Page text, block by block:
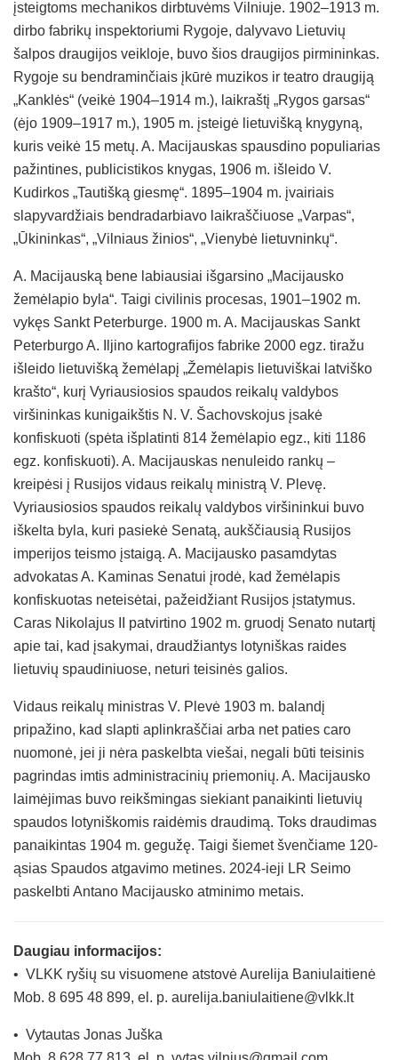
įsteigtoms mechanikos dirbtuvėms Vilniuje. 1902–1913 m.
dirbo fabrikų inspektoriumi Rygoje, dalyvavo Lietuvių
šalpos draugijos veikloje, buvo šios draugijos pirmininkas.
Rygoje su bendraminčiais įkūrė muzikos ir teatro draugiją
„Kanklės“ (veikė 1904–1914 m.), laikraštį „Rygos garsas“
(ėjo 1909–1917 m.), 1905 m. įsteigė lietuvišką knygyną,
kuris veikė 15 metų. A. Macijauskas spausdino populiarias
pažintines, publicistikos knygas, 1906 m. išleido V.
Kudirkos „Tautišką giesmę“. 1895–1904 m. įvairiais
slapyvardžiais bendradarbiavo laikraščiuose „Varpas“,
„Ūkininkas“, „Vilniaus žinios“, „Vienybė lietuvninkų“.
A. Macijauską bene labiausiai išgarsino „Macijausko
žemėlapio byla“. Taigi civilinis procesas, 1901–1902 m.
vykęs Sankt Peterburge. 1900 m. A. Macijauskas Sankt
Peterburgo A. Iljino kartografijos fabrike 2000 egz. tiražu
išleido lietuvišką žemėlapį „Žemėlapis lietuviškai latviško
krašto“, kurį Vyriausiosios spaudos reikalų valdybos
viršininkas kunigaikštis N. V. Šachovskojus įsakė
konfiskuoti (spėta išplatinti 814 žemėlapio egz., kiti 1186
egz. konfiskuoti). A. Macijauskas nenuleido rankų –
kreipėsi į Rusijos vidaus reikalų ministrą V. Plevę.
Vyriausiosios spaudos reikalų valdybos viršininkui buvo
iškelta byla, kuri pasiekė Senatą, aukščiausią Rusijos
imperijos teismo įstaigą. A. Macijausko pasamdytas
advokatas A. Kaminas Senatui įrodė, kad žemėlapis
konfiskuotas neteisėtai, pažeidžiant Rusijos įstatymus.
Caras Nikolajus II patvirtino 1902 m. gruodį Senato nutartį
apie tai, kad įsakymai, draudžiantys lotyniškas raides
lietuvių spaudiniuose, neturi teisinės galios.
Vidaus reikalų ministras V. Plevė 1903 m. balandį
pripažino, kad slapti aplinkraščiai arba net paties caro
nuomonė, jei ji nėra paskelbta viešai, negali būti teisinis
pagrindas imtis administracinių priemonių. A. Macijausko
laimėjimas buvo reikšmingas siekiant panaikinti lietuvių
spaudos lotyniškomis raidėmis draudimą. Toks draudimas
panaikintas 1904 m. gegužę. Taigi šiemet švenčiame 120-
ąsias Spaudos atgavimo metines. 2024-ieji LR Seimo
paskelbti Antano Macijausko atminimo metais.
Daugiau informacijos:
• VLKK ryšių su visuomene atstovė Aurelija Baniulaitienė
Mob. 8 695 48 899, el. p. aurelija.baniulaitiene@vlkk.lt
• Vytautas Jonas Juška